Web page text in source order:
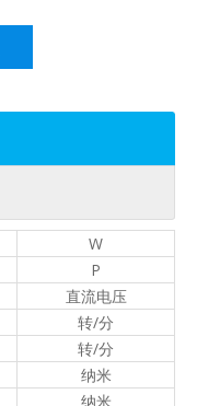
W
P
直流电压
转/分
转/分
纳米
纳米